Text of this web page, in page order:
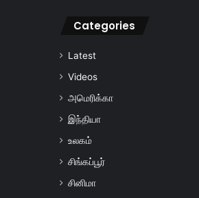
Categories
Latest
Videos
அமெரிக்கா
இந்தியா
உலகம்
சிங்கப்பூர்
சினிமா